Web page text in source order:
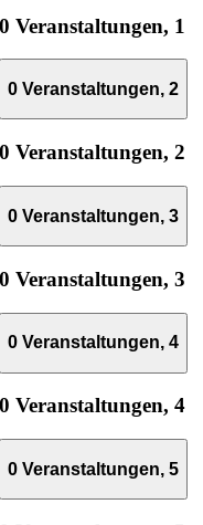
0 Veranstaltungen, 1
0 Veranstaltungen,2
0 Veranstaltungen,2
0 Veranstaltungen,3
0 Veranstaltungen,3
0 Veranstaltungen,4
0 Veranstaltungen,4
0 Veranstaltungen,5